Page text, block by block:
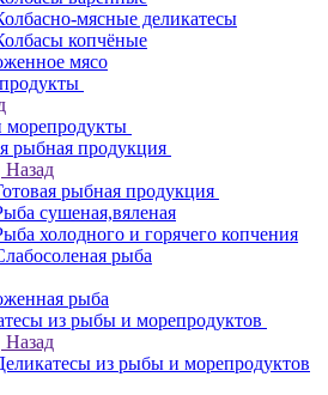
мясные деликатесы
копчёные
мясо
морепродукты
рыбная продукция
Назад
рыбная продукция
сушеная,вяленая
холодного и горячего копчения
рыба
рыба
из рыбы и морепродуктов
Назад
из рыбы и морепродуктов